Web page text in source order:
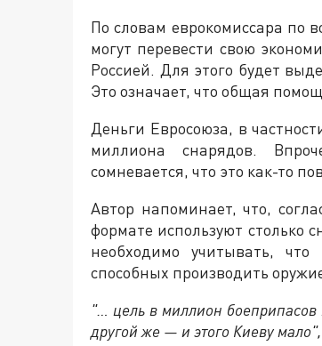
По словам еврокомиссара по
могут перевести свою
Россией. Для этого будет
Это означает, что общая
Деньги Евросоюза, в
миллиона снарядов.
сомневается, что это как-то
Автор напоминает, что,
формате используют столько
необходимо учитывать,
способных производить
"… цель в миллион
другой же — и этого Киеву